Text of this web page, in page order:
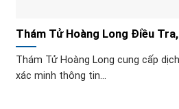
Thám Tử Hoàng Long Điều
Cho Người Sắp Kết Hôn
Thám Tử Hoàng Long cung cấp
xác minh thông tin...